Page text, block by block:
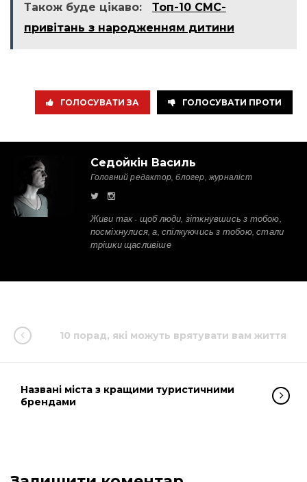
Також буде цікаво:
Топ-10 СМС-
привітань з народженням дитини
ГОЛОСУВАТИ ЗА ГОЛОСУВАТИ ПРОТИ
Седойкін Василь
Головний редактор, блогер, журналіст
Живи так - щоб люди, зіткнувшись з тобою,
посміхнулися, а, спілкуючись з тобою, стали
трішки щасливіше
10 порад, які можуть врятувати вам життя
Названі міста з кращими туристичними
брендами